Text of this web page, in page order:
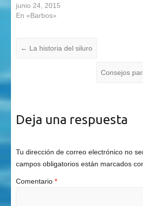
autosuficiente y crear sus
propias recetas, las
factores que sólo el
junio 24, 2015
En «Barbos»
← La historia del siluro
Consejos
Deja una respuesta
Tu dirección de correo electrónico no
campos obligatorios están marcados
Comentario *